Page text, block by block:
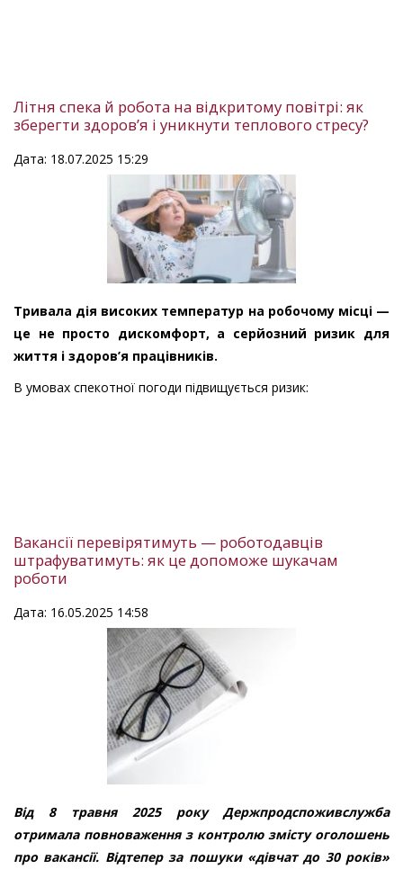
Літня спека й робота на відкритому повітрі: як
зберегти здоров’я і уникнути теплового стресу?
Дата: 18.07.2025 15:29
Тривала дія високих температур на робочому місці —
це не просто дискомфорт, а серйозний ризик для
життя і здоров’я працівників.
В умовах спекотної погоди підвищується ризик:
Вакансії перевірятимуть — роботодавців
штрафуватимуть: як це допоможе шукачам
роботи
Дата: 16.05.2025 14:58
Від 8 травня 2025 року Держпродспоживслужба
отримала повноваження з контролю змісту оголошень
про вакансії. Відтепер за пошуки «дівчат до 30 років»